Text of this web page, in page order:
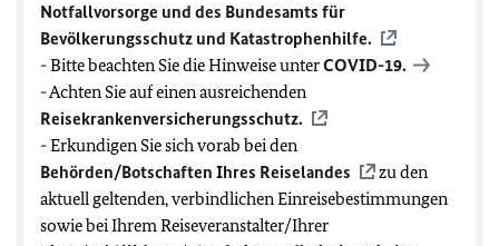
Notfallvorsorge und des Bundesamts für
Bevölkerungsschutz und Katastrophenhilfe.
- Bitte beachten Sie die Hinweise unterCOVID-19.
- Achten Sie auf einen ausreichenden
Reisekrankenversicherungsschutz.
- Erkundigen Sie sich vorab bei den
Behörden/Botschaften Ihres Reiselandes
zu den
aktuell geltenden, verbindlichen Einreisebestimmungen
sowie bei Ihrem Reiseveranstalter/Ihrer